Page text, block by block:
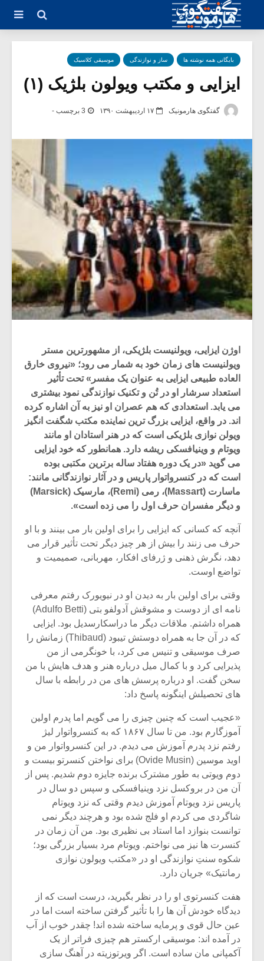
بایگانی همه نوشته ها ساز و نوازندگی موسیقی کلاسیک
ایزایی و مکتب ویولون بلژیک (۱)
گفتگوی هارمونیک ۱۷ اردیبهشت ۱۳۹۰ 3 برچسب -
اوژن ایزایی، ویولنیست بلژیکی، از مشهورترین مستر
ویولنیست های زمان خود به شمار می رود؛ «نیروی خارق
العاده طبیعی ایزایی به عنوان یک مفسر» تحت تأثیر
استعداد سرشار او در تُن و تکنیک نوازندگی نمود بیشتری
می یابد. استعدادی که هم عصران او نیز به آن اشاره کرده
اند. در واقع، ایزایی بزرگ ترین نماینده مکتب شگفت انگیز
ویولن نوازی بلژیکی است که در هنر استادان او مانند
ویوتام و وینیافسکی ریشه دارد. همانطور که خود ایزایی
می گوید «در یک دوره هفتاد ساله برترین مکتبی بوده
است که در کنسرواتوار پاریس و در آثار نوازندگانی مانند:
ماسارت (Massart)، رمی (Remi)، مارسیک (Marsick)
و دیگر مفسران حرف اول را می زده است».
آنچه که کسانی که ایزایی را برای اولین بار می بینند و با او
حرف می زنند را بیش از هر چیز دیگر تحت تأثیر قرار می
دهد، نگرش ذهنی و ژرفای افکار، مهربانی، صمیمیت و
تواضع اوست.
وقتی برای اولین بار به دیدن او در نیویورک رفتم معرفی
نامه ای از دوست و مشوقش آدولفو بتی (Adulfo Betti)
همراه داشتم. ملاقات دیگر ما دراسکارسدیل بود. ایزایی
که در آن جا به همراه دوستش تیبود (Thibaud) زمانش را
صرف موسیقی و تنیس می کرد، با خونگرمی از من
پذیرایی کرد و با کمال میل درباره هنر و هدف هایش با من
سخن گفت. او درباره پرسش های من در رابطه با سال
های تحصیلش اینگونه پاسخ داد:
«عجیب است که چنین چیزی را می گویم اما پدرم اولین
آموزگارم بود. من تا سال ۱۸۶۷ که به کنسرواتوار لیژ
رفتم نزد پدرم آموزش می دیدم. در این کنسرواتوار من و
اوید موسین (Ovide Musin) برای نواختن کنسرتو بیست و
دوم ویوتی به طور مشترک برنده جایزه دوم شدیم. پس از
آن من در بروکسل نزد وینیافسکی و سپس دو سال در
پاریس نزد ویوتام آموزش دیدم وقتی که نزد ویوتام
شاگردی می کردم او فلج شده بود و هرچند دیگر نمی
توانست بنوازد اما استاد بی نظیری بود. من آن زمان در
کنسرت ها نیز می نواختم. ویوتام مرد بسیار بزرگی بود؛
شکوه سنتِ نوازندگی او در «مکتب ویولون نوازی
رمانتیک» جریان دارد.
هفت کنسرتوی او را در نظر بگیرید، درست است که از
دیدگاه خودش آن ها را با تأثیر گرفتن ساخته است اما در
عین حال قوی و پرمایه ساخته شده اند! چقدر خوب از آب
در آمده اند: موسیقی ارکستر هم چیزی فراتر از یک
آکمپانی مان ساده است. اگر ویرتوزیته در آهنگ سازی
یادداشتی بر موسیقی
متن فیلم «متری
شیش و نیم»
اگر نمی توانی
مشهورترین باشی،
بدنام ترین باش
دوره
موسیقی
موسیقی